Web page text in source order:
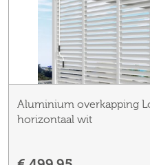
Aluminium overkapping
horizontaal wit